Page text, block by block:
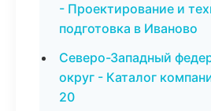
- Проектирование и
подготовка в Иваново
Северо-Западный
округ - Каталог
20